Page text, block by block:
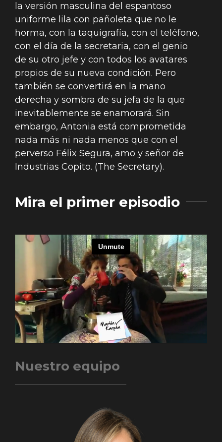
la versión masculina del espantoso
uniforme lila con pañoleta que no le
horma, con la taquigrafía, con el teléfono,
con el día de la secretaria, con el genio
de su otro jefe y con todos los avatares
propios de su nueva condición. Pero
también se convertirá en la mano
derecha y sombra de su jefa de la que
inevitablemente se enamorará. Sin
embargo, Antonia está comprometida
nada más ni nada menos que con el
perverso Félix Segura, amo y señor de
Industrias Copito. (The Secretary).
Mira el primer episodio
Nuestro equipo